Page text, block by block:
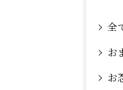
全
お
お